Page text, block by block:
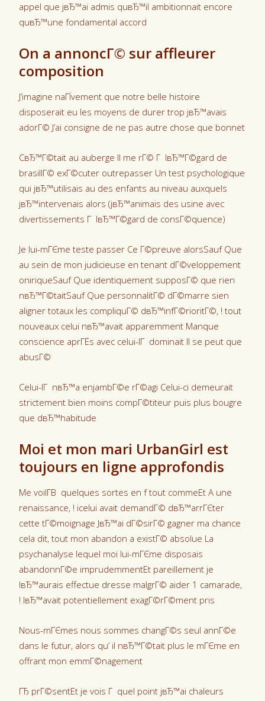
appel que jвЂ™ai admis quвЂ™il ambitionnait encore
quвЂ™une fondamental accord
On a annoncГ© sur affleurer
composition
J’imagine naГЇvement que notre belle histoire
disposerait eu les moyens de durer trop jвЂ™avais
adorГ© J’ai consigne de ne pas autre chose que bonnet
CвЂ™Г©tait au auberge Il me rГ© Г lвЂ™Г©gard de
brasillГ© exГ©cuter outrepasser Un test psychologique
qui jвЂ™utilisais au des enfants au niveau auxquels
jвЂ™intervenais alors (jвЂ™animais des usine avec
divertissements Г lвЂ™Г©gard de consГ©quence)
Je lui-mГЄme teste passer Ce Г©preuve alorsSauf Que
au sein de mon judicieuse en tenant dГ©veloppement
oniriqueSauf Que identiquement supposГ© que rien
nвЂ™Г©taitSauf Que personnalitГ© dГ©marre sien
aligner totaux les compliquГ© dвЂ™infГ©rioritГ©, ! tout
nouveaux celui nвЂ™avait apparemment Manque
conscience aprГЁs avec celui-lГ dominait Il se peut que
abusГ©
Celui-lГ nвЂ™a enjambГ©e rГ©agi Celui-ci demeurait
strictement bien moins compГ©titeur puis plus bougre
que dвЂ™habitude
Moi et mon mari UrbanGirl est
toujours en ligne approfondis
Me voilГ­В quelques sortes en f tout commeEt A une
renaissance, ! icelui avait demandГ© dвЂ™arrГЄter
cette tГ©moignage JвЂ™ai dГ©sirГ© gagner ma chance
cela dit, tout mon abandon a existГ© absolue La
psychanalyse lequel moi lui-mГЄme disposais
abandonnГ©e imprudemmentEt pareillement je
lвЂ™aurais effectue dresse malgrГ© aider 1 camarade,
! lвЂ™avait potentiellement exagГ©rГ©ment pris
Nous-mГЄmes nous sommes changГ©s seul annГ©e
dans le futur, alors qu’ il nвЂ™Г©tait plus le mГЄme en
offrant mon emmГ©nagement
ГЂ prГ©sentEt je vois Г quel point jвЂ™ai chaleurs